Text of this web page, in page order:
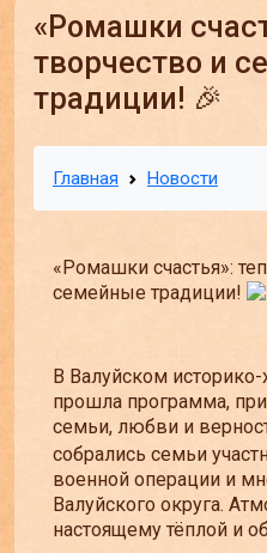
«Ромашки
творчество и
традиции! 🎉
Главная Новости
«Ромашки счастья»:
семейные традиции!
В Валуйском
прошла программа,
семьи, любви и
собрались семьи
военной операции и
Валуйского округа.
настоящему тёплой и